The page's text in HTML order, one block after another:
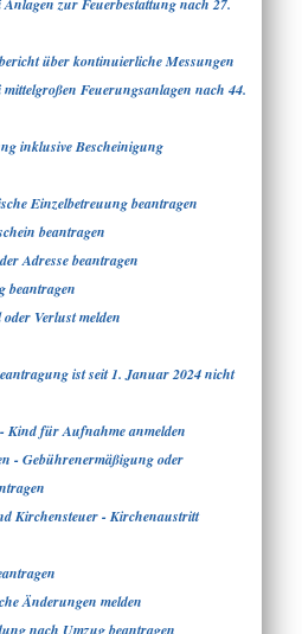
zur Feuerbestattung nach 27.
über kontinuierliche Messungen
Feuerungsanlagen nach 44.
inklusive Bescheinigung
Einzelbetreuung beantragen
beantragen
Adresse beantragen
beantragen
Verlust melden
ist seit 1. Januar 2024 nicht
Kind für Aufnahme anmelden
- Gebührenermäßigung oder
Kirchensteuer - Kirchenaustritt
Änderungen melden
nach Umzug beantragen